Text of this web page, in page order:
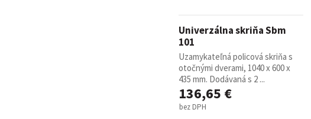
Univerzálna skriňa Sbm
101
Uzamykateľná policová skriňa s
otočnými dverami, 1040 x 600 x
435 mm. Dodávaná s 2 ...
136,65 €
bez DPH